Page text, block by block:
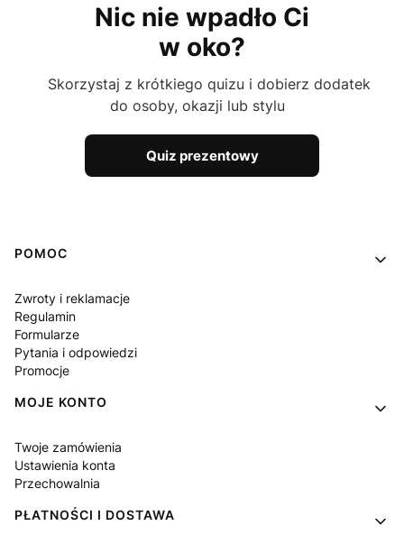
Nic nie wpadło Ci
w oko?
Skorzystaj z krótkiego quizu i dobierz dodatek
do osoby, okazji lub stylu
Quiz prezentowy
Linki w stopce
POMOC
Zwroty i reklamacje
Regulamin
Formularze
Pytania i odpowiedzi
Promocje
MOJE KONTO
Twoje zamówienia
Ustawienia konta
Przechowalnia
PŁATNOŚCI I DOSTAWA